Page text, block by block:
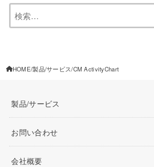
索:
HOME 製品/サービス CM ActivityChart
製品/サービス
お問い合わせ
会社概要